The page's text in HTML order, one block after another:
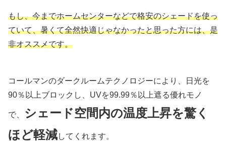
もし、今までホームセンターなどで格安のシェードを使っ
ていて、暑くて全然快適じゃなかったと思った方には、是
非オススメです。
コールマンのダークルームテクノロジーにより、日光を
90％以上ブロックし、UVを99.99％以上遮る優れモノ
で、
シェード空間内の温度上昇を驚く
ほど軽減してくれます。